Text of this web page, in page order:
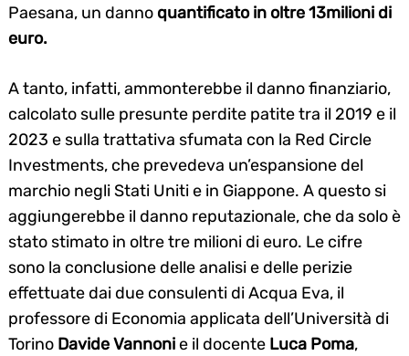
Paesana, un danno quantificato in oltre 13milioni di
euro.
A tanto, infatti, ammonterebbe il danno finanziario,
calcolato sulle presunte perdite patite tra il 2019 e il
2023 e sulla trattativa sfumata con la Red Circle
Investments, che prevedeva un’espansione del
marchio negli Stati Uniti e in Giappone. A questo si
aggiungerebbe il danno reputazionale, che da solo è
stato stimato in oltre tre milioni di euro. Le cifre
sono la conclusione delle analisi e delle perizie
effettuate dai due consulenti di Acqua Eva, il
professore di Economia applicata dell’Università di
Torino Davide Vannonie il docente Luca Poma,